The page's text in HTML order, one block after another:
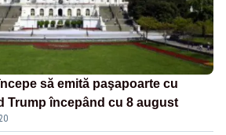
să emită paşapoarte cu
Trump începând cu 8 august